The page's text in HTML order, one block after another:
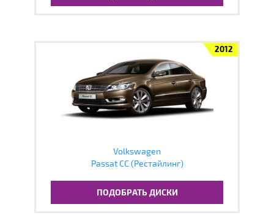
2012
Volkswagen
Passat CC (Рестайлинг)
ПОДОБРАТЬ ДИСКИ